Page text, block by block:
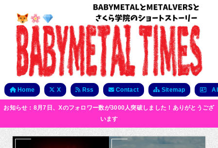
Home X Rss Contact Sitemap
お知らせ：8月7日、Xのフォロワー数が3000人突破しました！ありがとうござ
います